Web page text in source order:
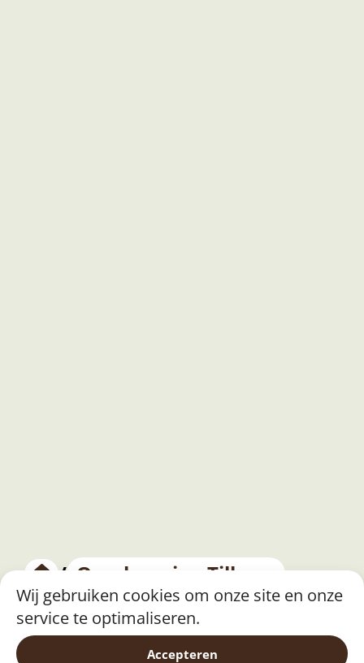
Wij gebruiken cookies om onze site en onze
service te optimaliseren.
Accepteren
/ Overkapping Tilburg
Overkapping op maat